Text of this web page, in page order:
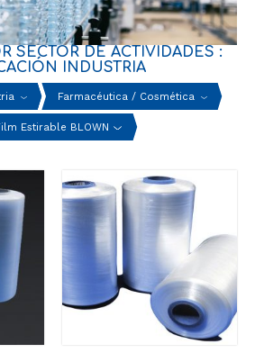
SECTOR DE ACTIVIDADES :
INDUSTRIA
Farmacéutica / Cosmética
Estirable BLOWN